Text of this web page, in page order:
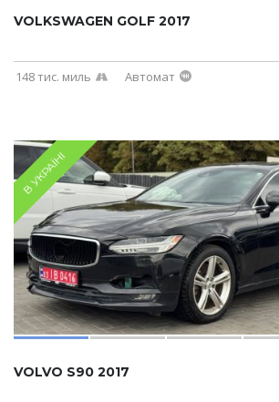
VOLKSWAGEN GOLF 2017
148 тис. миль Автомат
В УКРАЇНІ
VOLVO S90 2017